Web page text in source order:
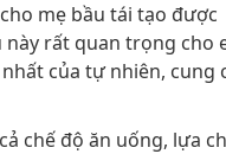
mẹ bầu tái tạo được
rất quan trọng cho
của tự nhiên, cung
chế độ ăn uống, lựa